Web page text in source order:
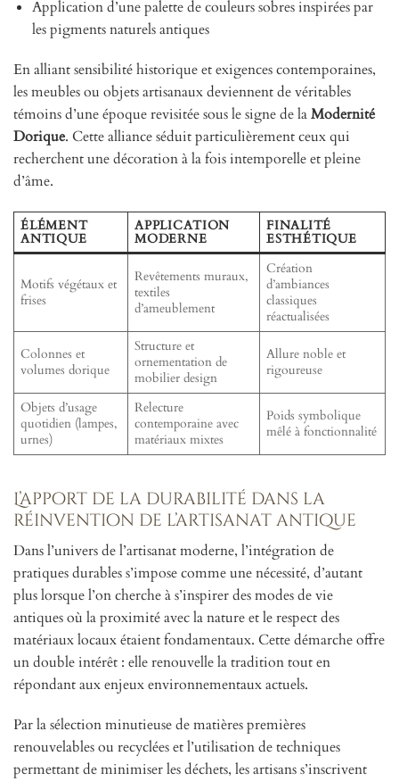
Application d’une palette de couleurs sobres inspirées par
les pigments naturels antiques
En alliant sensibilité historique et exigences contemporaines,
les meubles ou objets artisanaux deviennent de véritables
témoins d’une époque revisitée sous le signe de laModernité
Dorique. Cette alliance séduit particulièrement ceux qui
recherchent une décoration à la fois intemporelle et pleine
d’âme.
ÉLÉMENT
ANTIQUE
APPLICATION
MODERNE
FINALITÉ
ESTHÉTIQUE
Motifs végétaux et
frises
Revêtements muraux,
textiles
d’ameublement
Création
d’ambiances
classiques
réactualisées
Colonnes et
volumes dorique
Structure et
ornementation de
mobilier design
Allure noble et
rigoureuse
Objets d’usage
quotidien (lampes,
urnes)
Relecture
contemporaine avec
matériaux mixtes
Poids symbolique
mêlé à fonctionnalité
L’apport de la durabilité dans la
réinvention de l’artisanat antique
Dans l’univers de l’artisanat moderne, l’intégration de
pratiques durables s’impose comme une nécessité, d’autant
plus lorsque l’on cherche à s’inspirer des modes de vie
antiques où la proximité avec la nature et le respect des
matériaux locaux étaient fondamentaux. Cette démarche offre
un double intérêt : elle renouvelle la tradition tout en
répondant aux enjeux environnementaux actuels.
Par la sélection minutieuse de matières premières
renouvelables ou recyclées et l’utilisation de techniques
permettant de minimiser les déchets, les artisans s’inscrivent